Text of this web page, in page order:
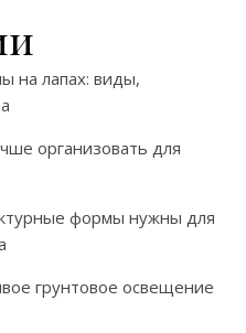
на лапах: виды,
организовать для
формы нужны для
грунтовое освещение